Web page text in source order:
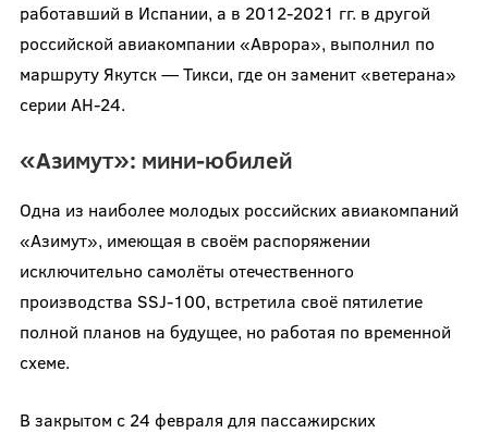
работавший в Испании, а в 2012-2021 гг. в другой
российской авиакомпании «Аврора», выполнил по
маршруту Якутск — Тикси, где он заменит «ветерана»
серии АН-24.
«Азимут»: мини-юбилей
Одна из наиболее молодых российских авиакомпаний
«Азимут», имеющая в своём распоряжении
исключительно самолёты отечественного
производства SSJ-100, встретила своё пятилетие
полной планов на будущее, но работая по временной
схеме.
В закрытом с 24 февраля для пассажирских